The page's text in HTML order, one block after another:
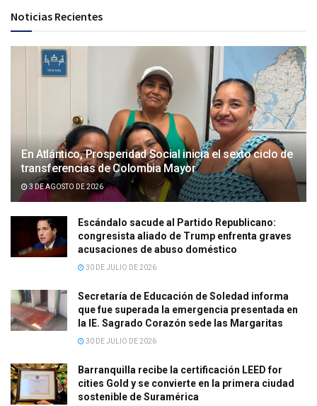
Noticias Recientes
En Atlántico, Prosperidad Social inicia el sexto ciclo de
transferencias de Colombia Mayor
3 DE AGOSTO DE 2026
Escándalo sacude al Partido Republicano:
congresista aliado de Trump enfrenta graves
acusaciones de abuso doméstico
30 DE JULIO DE 2026
Secretaría de Educación de Soledad informa
que fue superada la emergencia presentada en
la IE. Sagrado Corazón sede las Margaritas
30 DE JULIO DE 2026
Barranquilla recibe la certificación LEED for
cities Gold y se convierte en la primera ciudad
sostenible de Suramérica